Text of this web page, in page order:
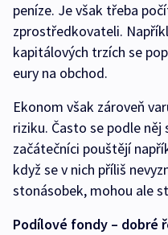
peníze. Je však třeba
zprostředkovateli.
kapitálových trzích se
eury na obchod.
Ekonom však zároveň
riziku. Často se podle
začátečníci pouštějí
když se v nich příliš
stonásobek, mohou ale
Podílové fondy – dobré